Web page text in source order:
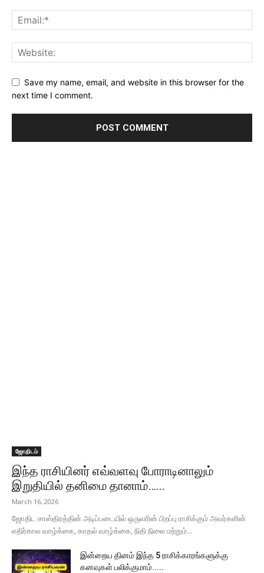
Save my name, email, and website in this browser for the
next time I comment.
ஜோதிடம்
இந்த ராசியினர் எவ்வளவு போராடினாலும்
இறுதியில் தனிமை தானாம்…...
March 16, 2026
ஜோதிட சாஸ்திரத்தின் அடிப்படையில் ஒருவரின் பிறப்பு ராசிக்கும் அவர்களின்
எதிர்கால வாழ்க்கை, காதல் வாழ்க்கை, நிதி நிலை மற்றும்...
இன்றைய தினம் இந்த 5 ராசிக்காரங்களுக்கு
கனவுகள் பலிக்குமாம்.....